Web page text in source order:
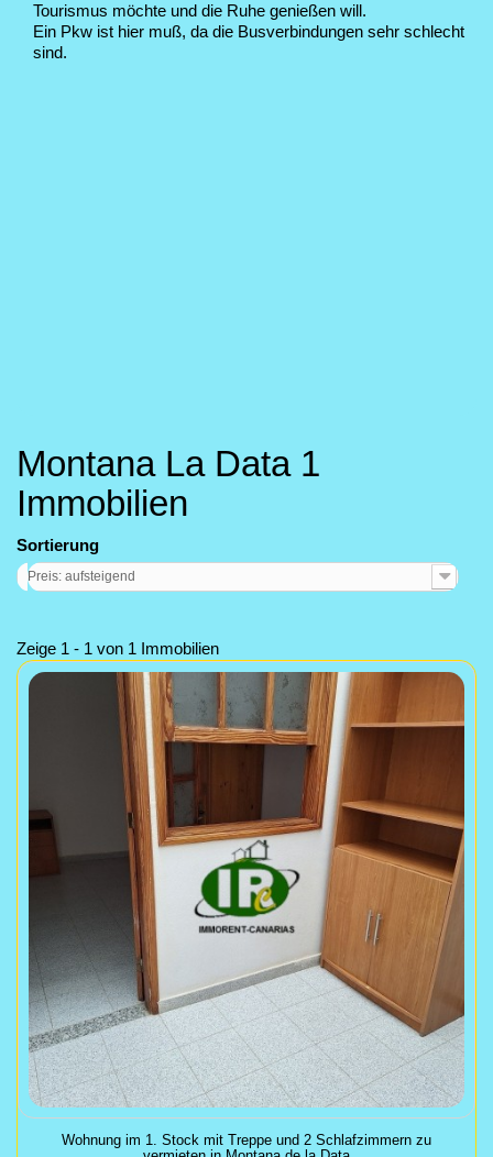
Tourismus möchte und die Ruhe genießen will.
Ein Pkw ist hier muß, da die Busverbindungen sehr schlecht
sind.
Montana La Data 1
Immobilien
Sortierung
Preis: aufsteigend
Zeige 1 - 1 von 1 Immobilien
Wohnung im 1. Stock mit Treppe und 2 Schlafzimmern zu